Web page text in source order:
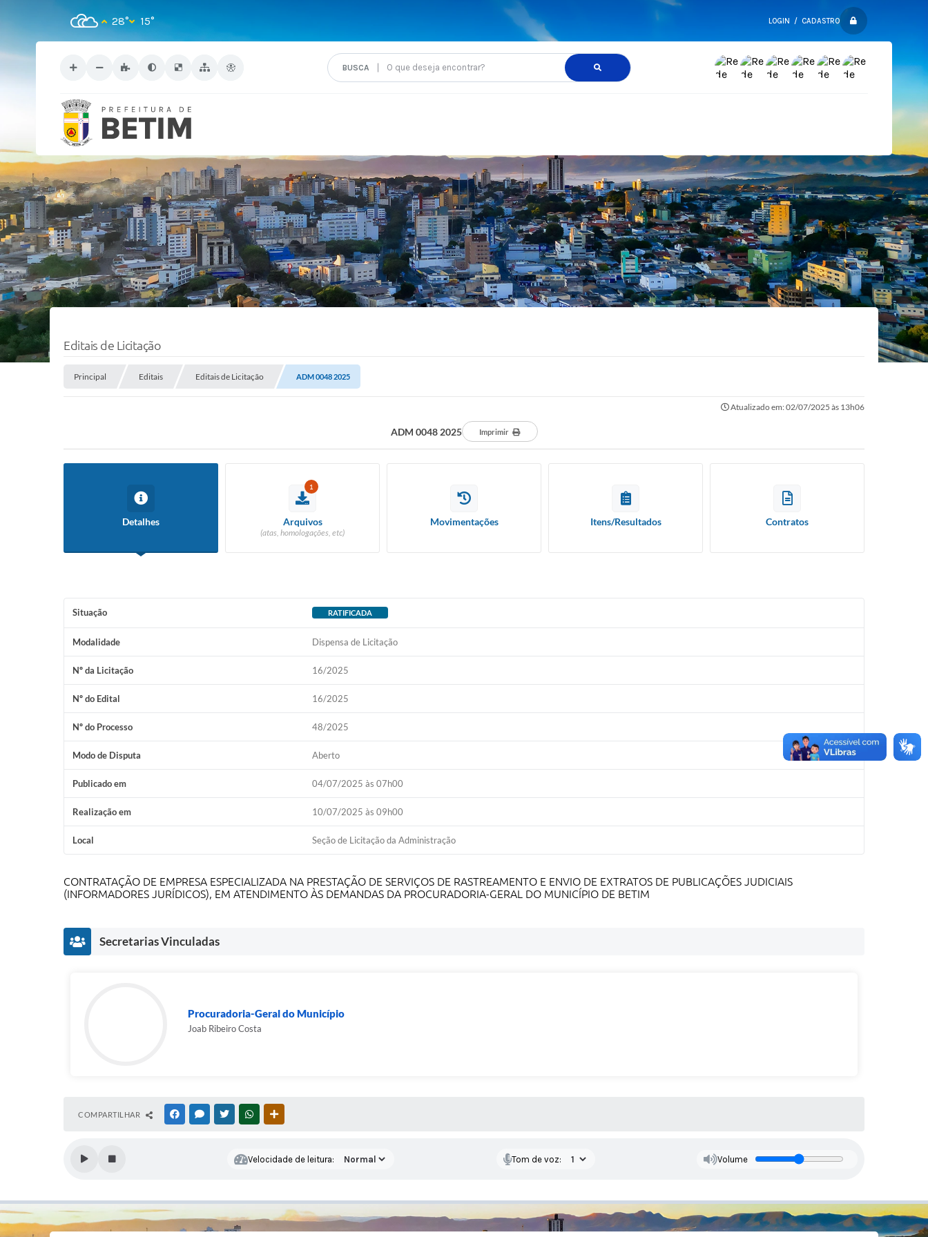
LOGIN / CADASTRO
O que deseja encontrar?
28° 15°
Editais de Licitação
Principal Editais Editais de Licitação ADM 0048 2025
Atualizado em: 02/07/2025 às 13h06
ADM 0048 2025 Imprimir
Detalhes
1
Arquivos
(atas, homologações, etc)
Movimentações Itens/Resultados Contratos
Situação RATIFICADA
Modalidade Dispensa de Licitação
Nº da Licitação 16/2025
Nº do Edital 16/2025
Nº do Processo 48/2025
Modo de Disputa Aberto
Publicado em 04/07/2025 às 07h00
Realização em 10/07/2025 às 09h00
Local Seção de Licitação da Administração
CONTRATAÇÃO DE EMPRESA ESPECIALIZADA NA PRESTAÇÃO DE SERVIÇOS DE RASTREAMENTO E ENVIO DE EXTRATOS DE PUBLICAÇÕES JUDICIAIS
(INFORMADORES JURÍDICOS), EM ATENDIMENTO ÀS DEMANDAS DA PROCURADORIA-GERAL DO MUNICÍPIO DE BETIM
Secretarias Vinculadas
Procuradoria-Geral do Município
Joab Ribeiro Costa
COMPARTILHAR FACEBOOKMESSENGER
TWITTERWHATSAPP
Velocidade de leitura: Tom de voz: Volume